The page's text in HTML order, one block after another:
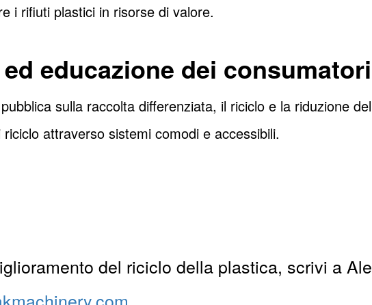
i rifiuti plastici in risorse di valore.
educazione dei consumatori
sulla raccolta differenziata, il riciclo e la riduzione
attraverso sistemi comodi e accessibili.
del riciclo della plastica, scrivi a